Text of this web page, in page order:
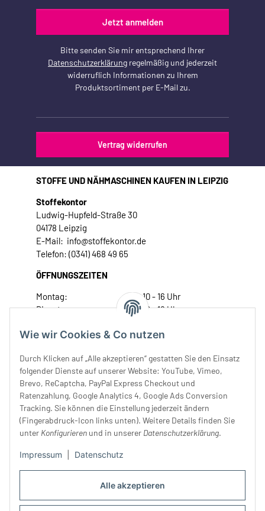
Alle akzeptieren
Wie wir Cookies & Co nutzen
Durch Klicken auf „Alle akzeptieren“ gestatten Sie den Einsatz
folgender Dienste auf unserer Website: YouTube, Vimeo,
Brevo, ReCaptcha, PayPal Express Checkout und
Ratenzahlung, Google Analytics 4, Google Ads Conversion
Tracking. Sie können die Einstellung jederzeit ändern
(Fingerabdruck-Icon links unten). Weitere Details finden Sie
unter Konfigurieren und in unserer Datenschutzerklärung.
Impressum Datenschutz
Jetzt anmelden
Bitte senden Sie mir entsprechend Ihrer
Datenschutzerklärung regelmäßig und jederzeit
widerruflich Informationen zu Ihrem
Produktsortiment per E-Mail zu.
Vertrag widerrufen
STOFFE UND NÄHMASCHINEN KAUFEN IN LEIPZIG
Stoffekontor
Ludwig-Hupfeld-Straße 30
04178 Leipzig
E-Mail: info@stoffekontor.de
Telefon: (0341) 468 49 65
ÖFFNUNGSZEITEN
Montag:
10 - 16 Uhr
Dienstag:
10 - 16 Uhr
Donnerstag:
10 - 18 Uhr
Samstag:
10 - 14 Uhr
Unser Service
Rechtliches